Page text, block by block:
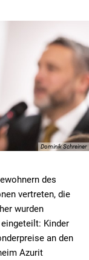
Dominik Schreiner
des
vertreten, die
wurden
Kinder
an den
Azurit